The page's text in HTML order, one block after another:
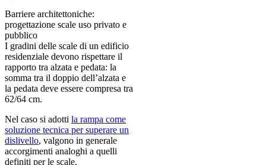
Barriere architettoniche:
progettazione scale uso privato e
pubblico
I gradini delle scale di un edificio
residenziale devono rispettare il
rapporto tra alzata e pedata: la
somma tra il doppio dell’alzata e
la pedata deve essere compresa tra
62/64 cm.
Nel caso si adotti la rampa come
soluzione tecnica per superare un
dislivello, valgono in generale
accorgimenti analoghi a quelli
definiti per le scale.